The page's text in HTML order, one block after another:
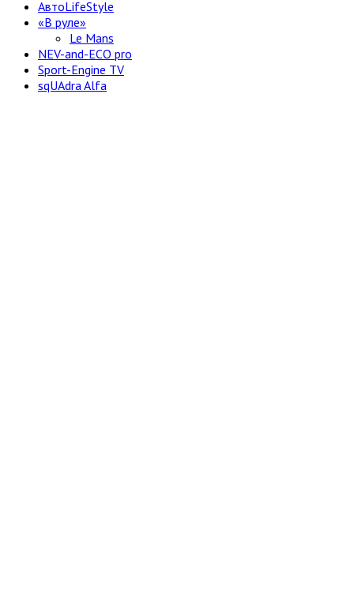
АвтоLifeStyle
«В руле»
Le Mans
NEV-and-ECO pro
Sport-Engine TV
sqUAdra Alfa